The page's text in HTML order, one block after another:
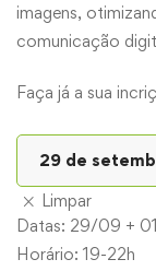
imagens,
comunicação
Faça já a sua
Limpar
Datas: 29/09 +
Horário: 19-22h